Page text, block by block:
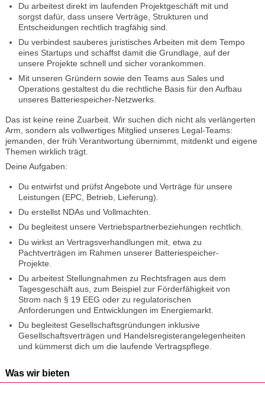
Du arbeitest direkt im laufenden Projektgeschäft mit und
sorgst dafür, dass unsere Verträge, Strukturen und
Entscheidungen rechtlich tragfähig sind.
Du verbindest sauberes juristisches Arbeiten mit dem Tempo
eines Startups und schaffst damit die Grundlage, auf der
unsere Projekte schnell und sicher vorankommen.
Mit unseren Gründern sowie den Teams aus Sales und
Operations gestaltest du die rechtliche Basis für den Aufbau
unseres Batteriespeicher-Netzwerks.
Das ist keine reine Zuarbeit. Wir suchen dich nicht als verlängerten
Arm, sondern als vollwertiges Mitglied unseres Legal-Teams:
jemanden, der früh Verantwortung übernimmt, mitdenkt und eigene
Themen wirklich trägt.
Deine Aufgaben:
Du entwirfst und prüfst Angebote und Verträge für unsere
Leistungen (EPC, Betrieb, Lieferung).
Du erstellst NDAs und Vollmachten.
Du begleitest unsere Vertriebspartnerbeziehungen rechtlich.
Du wirkst an Vertragsverhandlungen mit, etwa zu
Pachtverträgen im Rahmen unserer Batteriespeicher-
Projekte.
Du arbeitest Stellungnahmen zu Rechtsfragen aus dem
Tagesgeschäft aus, zum Beispiel zur Förderfähigkeit von
Strom nach § 19 EEG oder zu regulatorischen
Anforderungen und Entwicklungen im Energiemarkt.
Du begleitest Gesellschaftsgründungen inklusive
Gesellschaftsverträgen und Handelsregisterangelegenheiten
und kümmerst dich um die laufende Vertragspflege.
Was wir bieten